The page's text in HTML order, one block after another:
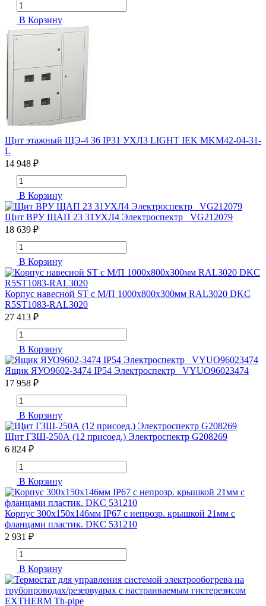
В Корзину
Щит этажный ЩЭ-4 36 IP31 УХЛ3 LIGHT IEK MKM42-04-31-
L
14 948 ₽
В Корзину
Щит ВРУ ЩАП 23 31УХЛ4 Электроспектр _VG212079
18 639 ₽
В Корзину
Корпус навесной ST с М/П 1000х800х300мм RAL3020 DKC
R5ST1083-RAL3020
27 413 ₽
В Корзину
Ящик ЯУО9602-3474 IP54 Электроспектр _VYUO96023474
17 958 ₽
В Корзину
Щит ГЗШ-250А (12 присоед.) Электроспектр G208269
6 824 ₽
В Корзину
Корпус 300х150х146мм IP67 с непрозр. крышкой 21мм с
фланцами пластик. DKC 531210
2 931 ₽
В Корзину